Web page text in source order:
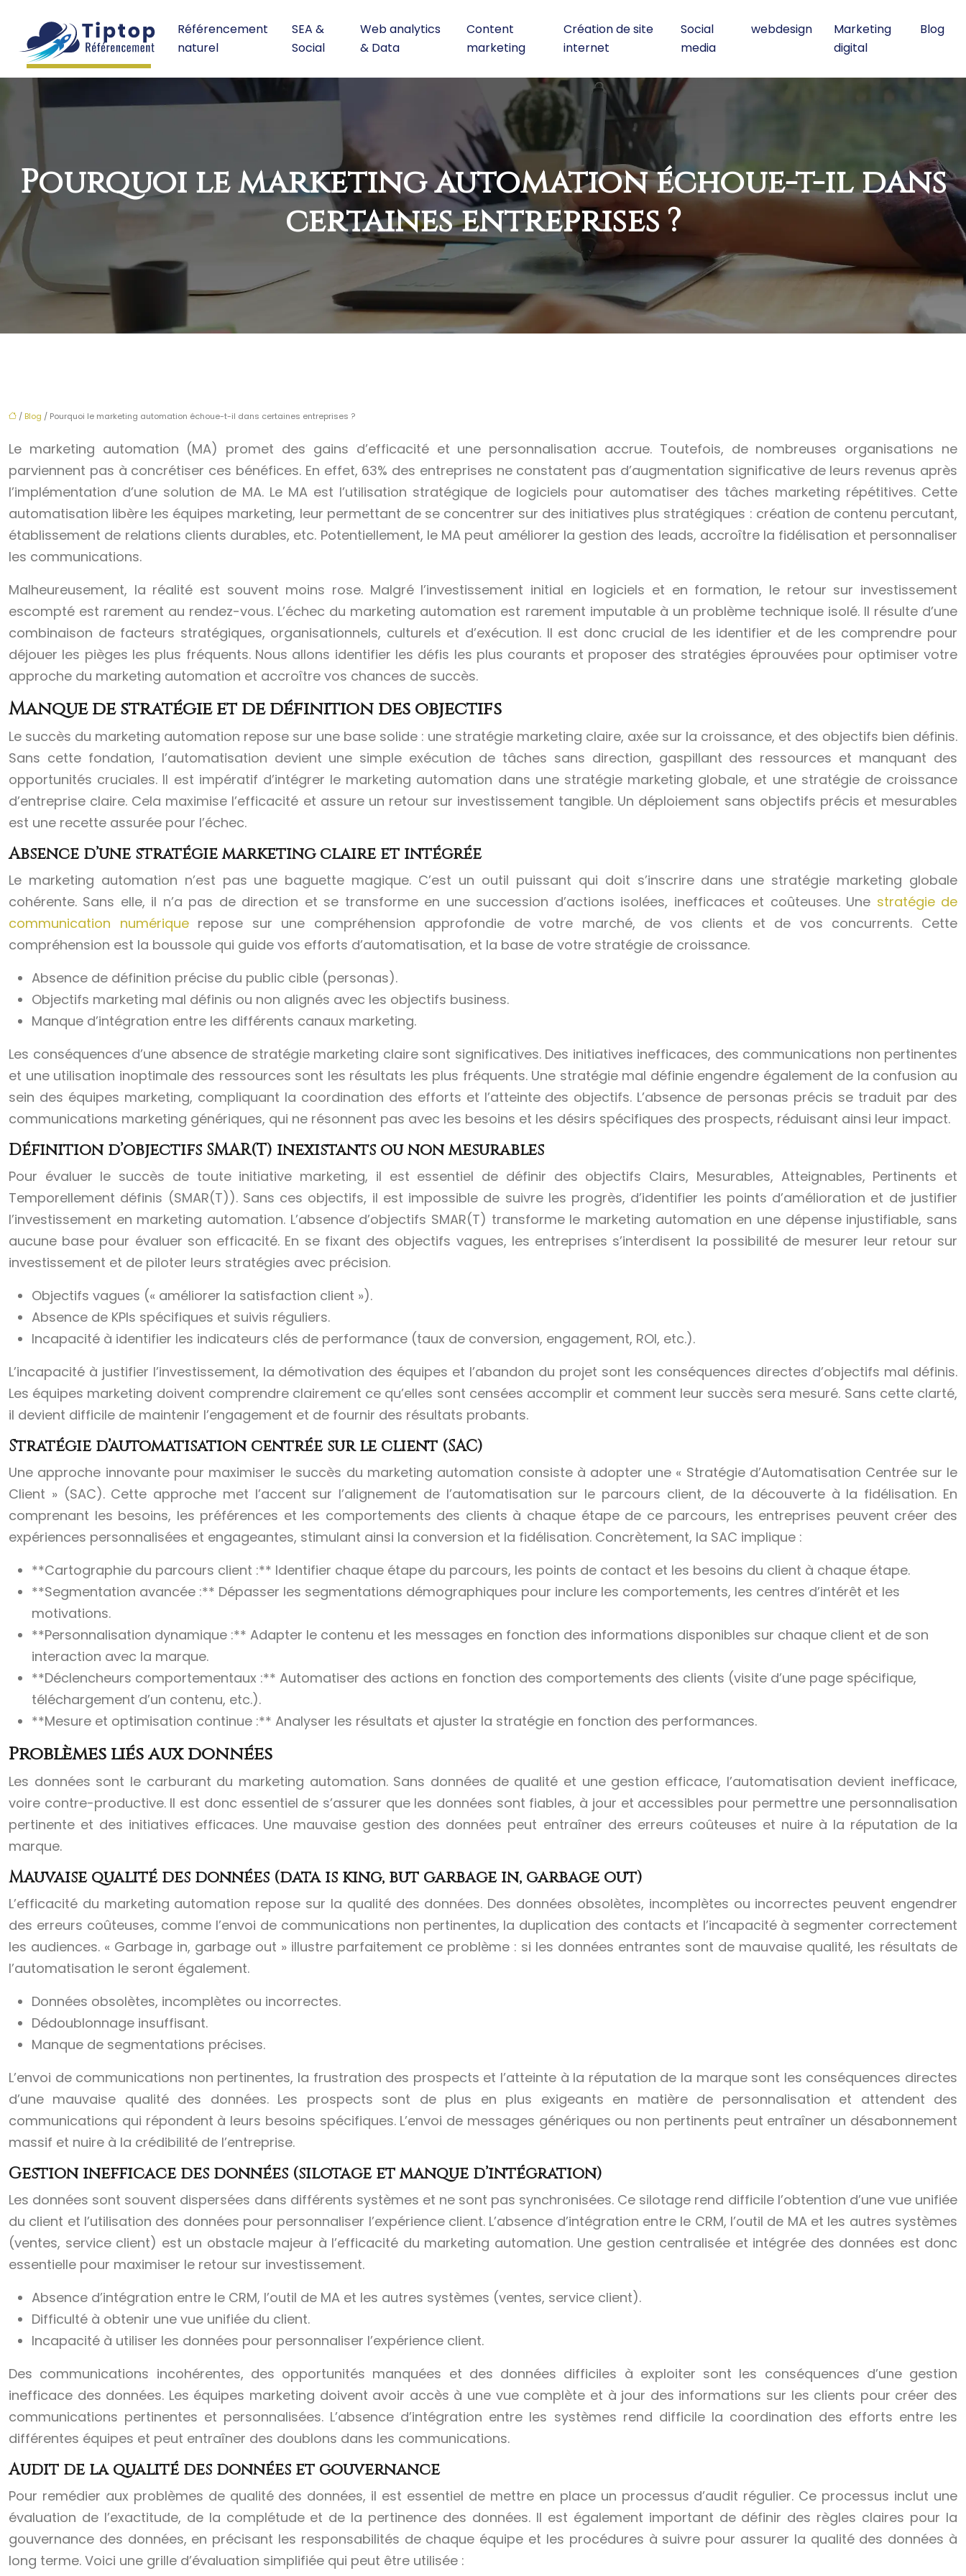
Référencement
naturel
SEA &
Social
Web analytics
& Data
Content
marketing
Création de site
internet
Social
media
webdesign
Marketing
digital
Blog
Pourquoi le marketing automation échoue-t-il dans
certaines entreprises ?
/ Blog / Pourquoi le marketing automation échoue-t-il dans certaines entreprises ?
Le marketing automation (MA) promet des gains d’efficacité et une personnalisation accrue. Toutefois, de nombreuses organisations ne
parviennent pas à concrétiser ces bénéfices. En effet, 63% des entreprises ne constatent pas d’augmentation significative de leurs revenus après
l’implémentation d’une solution de MA. Le MA est l’utilisation stratégique de logiciels pour automatiser des tâches marketing répétitives. Cette
automatisation libère les équipes marketing, leur permettant de se concentrer sur des initiatives plus stratégiques : création de contenu percutant,
établissement de relations clients durables, etc. Potentiellement, le MA peut améliorer la gestion des leads, accroître la fidélisation et personnaliser
les communications.
Malheureusement, la réalité est souvent moins rose. Malgré l’investissement initial en logiciels et en formation, le retour sur investissement
escompté est rarement au rendez-vous. L’échec du marketing automation est rarement imputable à un problème technique isolé. Il résulte d’une
combinaison de facteurs stratégiques, organisationnels, culturels et d’exécution. Il est donc crucial de les identifier et de les comprendre pour
déjouer les pièges les plus fréquents. Nous allons identifier les défis les plus courants et proposer des stratégies éprouvées pour optimiser votre
approche du marketing automation et accroître vos chances de succès.
Manque de stratégie et de définition des objectifs
Le succès du marketing automation repose sur une base solide : une stratégie marketing claire, axée sur la croissance, et des objectifs bien définis.
Sans cette fondation, l’automatisation devient une simple exécution de tâches sans direction, gaspillant des ressources et manquant des
opportunités cruciales. Il est impératif d’intégrer le marketing automation dans une stratégie marketing globale, et une stratégie de croissance
d’entreprise claire. Cela maximise l’efficacité et assure un retour sur investissement tangible. Un déploiement sans objectifs précis et mesurables
est une recette assurée pour l’échec.
Absence d’une stratégie marketing claire et intégrée
Le marketing automation n’est pas une baguette magique. C’est un outil puissant qui doit s’inscrire dans une stratégie marketing globale
cohérente. Sans elle, il n’a pas de direction et se transforme en une succession d’actions isolées, inefficaces et coûteuses. Une stratégie de
communication numériquerepose sur une compréhension approfondie de votre marché, de vos clients et de vos concurrents. Cette
compréhension est la boussole qui guide vos efforts d’automatisation, et la base de votre stratégie de croissance.
Absence de définition précise du public cible (personas).
Objectifs marketing mal définis ou non alignés avec les objectifs business.
Manque d’intégration entre les différents canaux marketing.
Les conséquences d’une absence de stratégie marketing claire sont significatives. Des initiatives inefficaces, des communications non pertinentes
et une utilisation inoptimale des ressources sont les résultats les plus fréquents. Une stratégie mal définie engendre également de la confusion au
sein des équipes marketing, compliquant la coordination des efforts et l’atteinte des objectifs. L’absence de personas précis se traduit par des
communications marketing génériques, qui ne résonnent pas avec les besoins et les désirs spécifiques des prospects, réduisant ainsi leur impact.
Définition d’objectifs SMAR(T) inexistants ou non mesurables
Pour évaluer le succès de toute initiative marketing, il est essentiel de définir des objectifs Clairs, Mesurables, Atteignables, Pertinents et
Temporellement définis (SMAR(T)). Sans ces objectifs, il est impossible de suivre les progrès, d’identifier les points d’amélioration et de justifier
l’investissement en marketing automation. L’absence d’objectifs SMAR(T) transforme le marketing automation en une dépense injustifiable, sans
aucune base pour évaluer son efficacité. En se fixant des objectifs vagues, les entreprises s’interdisent la possibilité de mesurer leur retour sur
investissement et de piloter leurs stratégies avec précision.
Objectifs vagues (« améliorer la satisfaction client »).
Absence de KPIs spécifiques et suivis réguliers.
Incapacité à identifier les indicateurs clés de performance (taux de conversion, engagement, ROI, etc.).
L’incapacité à justifier l’investissement, la démotivation des équipes et l’abandon du projet sont les conséquences directes d’objectifs mal définis.
Les équipes marketing doivent comprendre clairement ce qu’elles sont censées accomplir et comment leur succès sera mesuré. Sans cette clarté,
il devient difficile de maintenir l’engagement et de fournir des résultats probants.
Stratégie d’automatisation centrée sur le client (SAC)
Une approche innovante pour maximiser le succès du marketing automation consiste à adopter une « Stratégie d’Automatisation Centrée sur le
Client » (SAC). Cette approche met l’accent sur l’alignement de l’automatisation sur le parcours client, de la découverte à la fidélisation. En
comprenant les besoins, les préférences et les comportements des clients à chaque étape de ce parcours, les entreprises peuvent créer des
expériences personnalisées et engageantes, stimulant ainsi la conversion et la fidélisation. Concrètement, la SAC implique :
**Cartographie du parcours client :** Identifier chaque étape du parcours, les points de contact et les besoins du client à chaque étape.
**Segmentation avancée :** Dépasser les segmentations démographiques pour inclure les comportements, les centres d’intérêt et les
motivations.
**Personnalisation dynamique :** Adapter le contenu et les messages en fonction des informations disponibles sur chaque client et de son
interaction avec la marque.
**Déclencheurs comportementaux :** Automatiser des actions en fonction des comportements des clients (visite d’une page spécifique,
téléchargement d’un contenu, etc.).
**Mesure et optimisation continue :** Analyser les résultats et ajuster la stratégie en fonction des performances.
Problèmes liés aux données
Les données sont le carburant du marketing automation. Sans données de qualité et une gestion efficace, l’automatisation devient inefficace,
voire contre-productive. Il est donc essentiel de s’assurer que les données sont fiables, à jour et accessibles pour permettre une personnalisation
pertinente et des initiatives efficaces. Une mauvaise gestion des données peut entraîner des erreurs coûteuses et nuire à la réputation de la
marque.
Mauvaise qualité des données (data is king, but garbage in, garbage out)
L’efficacité du marketing automation repose sur la qualité des données. Des données obsolètes, incomplètes ou incorrectes peuvent engendrer
des erreurs coûteuses, comme l’envoi de communications non pertinentes, la duplication des contacts et l’incapacité à segmenter correctement
les audiences. « Garbage in, garbage out » illustre parfaitement ce problème : si les données entrantes sont de mauvaise qualité, les résultats de
l’automatisation le seront également.
Données obsolètes, incomplètes ou incorrectes.
Dédoublonnage insuffisant.
Manque de segmentations précises.
L’envoi de communications non pertinentes, la frustration des prospects et l’atteinte à la réputation de la marque sont les conséquences directes
d’une mauvaise qualité des données. Les prospects sont de plus en plus exigeants en matière de personnalisation et attendent des
communications qui répondent à leurs besoins spécifiques. L’envoi de messages génériques ou non pertinents peut entraîner un désabonnement
massif et nuire à la crédibilité de l’entreprise.
Gestion inefficace des données (silotage et manque d’intégration)
Les données sont souvent dispersées dans différents systèmes et ne sont pas synchronisées. Ce silotage rend difficile l’obtention d’une vue unifiée
du client et l’utilisation des données pour personnaliser l’expérience client. L’absence d’intégration entre le CRM, l’outil de MA et les autres systèmes
(ventes, service client) est un obstacle majeur à l’efficacité du marketing automation. Une gestion centralisée et intégrée des données est donc
essentielle pour maximiser le retour sur investissement.
Absence d’intégration entre le CRM, l’outil de MA et les autres systèmes (ventes, service client).
Difficulté à obtenir une vue unifiée du client.
Incapacité à utiliser les données pour personnaliser l’expérience client.
Des communications incohérentes, des opportunités manquées et des données difficiles à exploiter sont les conséquences d’une gestion
inefficace des données. Les équipes marketing doivent avoir accès à une vue complète et à jour des informations sur les clients pour créer des
communications pertinentes et personnalisées. L’absence d’intégration entre les systèmes rend difficile la coordination des efforts entre les
différentes équipes et peut entraîner des doublons dans les communications.
Audit de la qualité des données et gouvernance
Pour remédier aux problèmes de qualité des données, il est essentiel de mettre en place un processus d’audit régulier. Ce processus inclut une
évaluation de l’exactitude, de la complétude et de la pertinence des données. Il est également important de définir des règles claires pour la
gouvernance des données, en précisant les responsabilités de chaque équipe et les procédures à suivre pour assurer la qualité des données à
long terme. Voici une grille d’évaluation simplifiée qui peut être utilisée :